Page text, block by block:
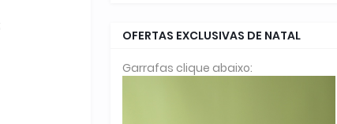
OFERTAS EXCLUSIVAS DE NATAL
Garrafas clique abaixo: